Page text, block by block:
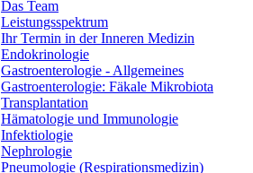
Das Team
Leistungsspektrum
Ihr Termin in der Inneren Medizin
Endokrinologie
Gastroenterologie - Allgemeines
Gastroenterologie: Fäkale Mikrobiota
Transplantation
Hämatologie und Immunologie
Infektiologie
Nephrologie
Pneumologie (Respirationsmedizin)